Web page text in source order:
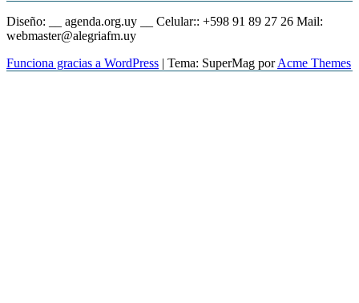
Diseño: __ agenda.org.uy __ Celular:: +598 91 89 27 26 Mail:
webmaster@alegriafm.uy
Funciona gracias a WordPress | Tema: SuperMag porAcme Themes